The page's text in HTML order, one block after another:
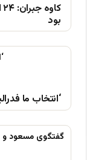
بود
‘انتخاب ما